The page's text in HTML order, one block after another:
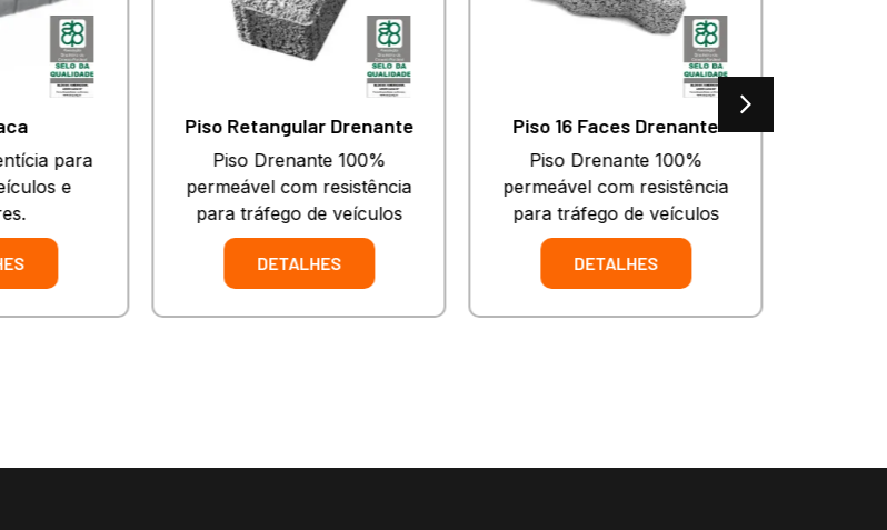
para
e
Piso Retangular Drenante
Piso Drenante 100%
permeável com resistência
para tráfego de veículos
DETALHES
Piso 16 Faces Drenante
Piso Drenante 100%
permeável com resistência
para tráfego de veículos
DETALHES